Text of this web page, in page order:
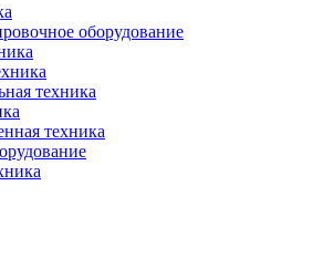
оборудование
техника
техника